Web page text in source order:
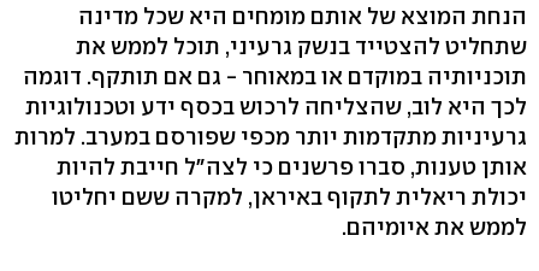
הנחת המוצא של אותם מומחים היא שכל מדינה
שתחליט להצטייד בנשק גרעיני, תוכל לממש את
תוכניותיה במוקדם או במאוחר - גם אם תותקף. דוגמה
לכך היא לוב, שהצליחה לרכוש בכסף ידע וטכנולוגיות
גרעיניות מתקדמות יותר מכפי שפורסם במערב. למרות
אותן טענות, סברו פרשנים כי לצה"ל חייבת להיות
יכולת ריאלית לתקוף באיראן, למקרה ששם יחליטו
לממש את איומיהם.